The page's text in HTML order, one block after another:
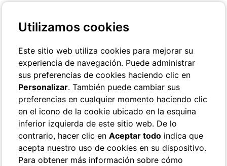
Utilizamos cookies
Este sitio web utiliza cookies para mejorar su
experiencia de navegación. Puede administrar
sus preferencias de cookies haciendo clic en
Personalizar. También puede cambiar sus
preferencias en cualquier momento haciendo clic
en el icono de la cookie ubicado en la esquina
inferior izquierda de este sitio web. De lo
contrario, hacer clic enAceptar todo indica que
acepta nuestro uso de cookies en su dispositivo.
Para obtener más información sobre cómo
Contactos
Online Check-In
Reservas On-line
Toggle navigation
Habitaciones
Classic
Superior
Deluxe
Los Cuartos de baño
Villa
Las habitaciones con vistas al mar